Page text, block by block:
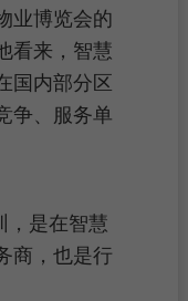
业博览会的
看来，智慧
国内部分区
争、服务单
，是在智慧
商，也是行